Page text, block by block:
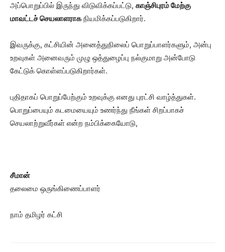
அப்பொறுப்பில் இருந்து விடுவிக்கப்பட்டு, காஞ்சிபுரம் மேற்கு
மாவட்டச் செயலாளராகநியமிக்கப்படுகிறார்.
இவருக்கு, கட்சியின் அனைத்துநிலைப் பொறுப்பாளர்களும், அன்பு
உறவுகள் அனைவரும் முழு ஒத்துழைப்பு நல்குமாறு அன்போடு
கேட்டுக் கொள்ளப்படுகிறார்கள்.
புதிதாகப் பொறுப்பேற்கும் உறவுக்கு எனது புரட்சி வாழ்த்துகள்.
பொறுப்பையும் கடமையையும் உணர்ந்து நீங்கள் சிறப்பாகச்
செயலாற்றுவீர்கள் என்ற நம்பிக்கையோடு,
சீமான்
தலைமை ஒருங்கிணைப்பாளர்
நாம் தமிழர் கட்சி